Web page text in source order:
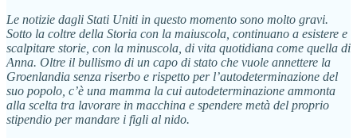
Le notizie dagli Stati Uniti in questo momento sono molto gravi.
Sotto la coltre della Storia con la maiuscola, continuano a esistere e
scalpitare storie, con la minuscola, di vita quotidiana come quella di
Anna. Oltre il bullismo di un capo di stato che vuole annettere la
Groenlandia senza riserbo e rispetto per l’autodeterminazione del
suo popolo, c’è una mamma la cui autodeterminazione ammonta
alla scelta tra lavorare in macchina e spendere metà del proprio
stipendio per mandare i figli al nido.